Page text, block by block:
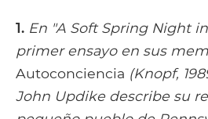
1. En "A Soft Spring Night
primer ensayo en sus
Autoconciencia (Knopf,
John Updike describe su